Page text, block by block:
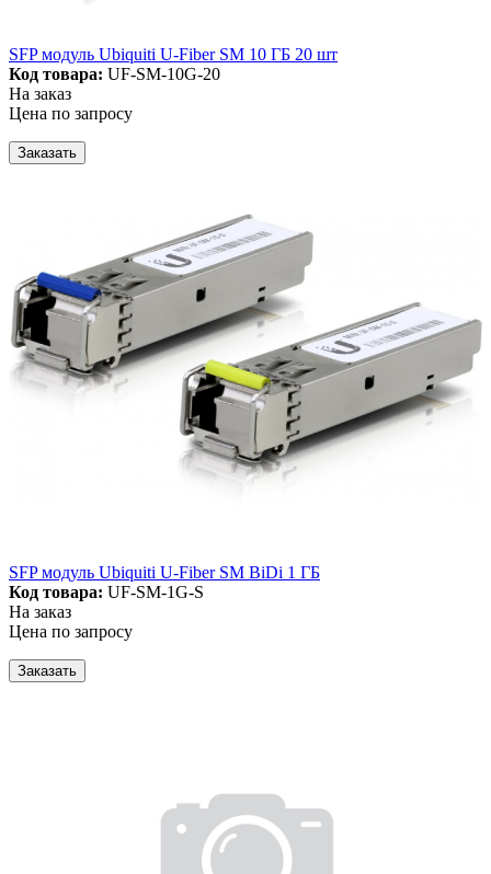
SFP модуль Ubiquiti U-Fiber SM 10 ГБ 20 шт
Код товара: UF-SM-10G-20
На заказ
Цена по запросу
Заказать
SFP модуль Ubiquiti U-Fiber SM BiDi 1 ГБ
Код товара: UF-SM-1G-S
На заказ
Цена по запросу
Заказать